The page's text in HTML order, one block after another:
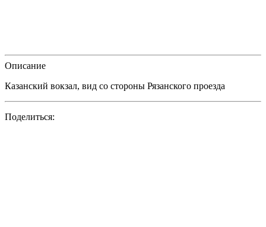
Описание
Казанский вокзал, вид со стороны Рязанского проезда
Поделиться: